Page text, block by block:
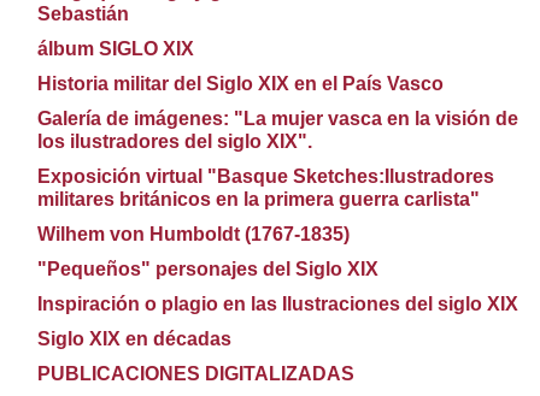
Sebastián
álbum SIGLO XIX
Historia militar del Siglo XIX en el País Vasco
Galería de imágenes: "La mujer vasca en la visión de
los ilustradores del siglo XIX".
Exposición virtual "Basque Sketches:Ilustradores
militares británicos en la primera guerra carlista"
Wilhem von Humboldt (1767-1835)
"Pequeños" personajes del Siglo XIX
Inspiración o plagio en las Ilustraciones del siglo XIX
Siglo XIX en décadas
PUBLICACIONES DIGITALIZADAS